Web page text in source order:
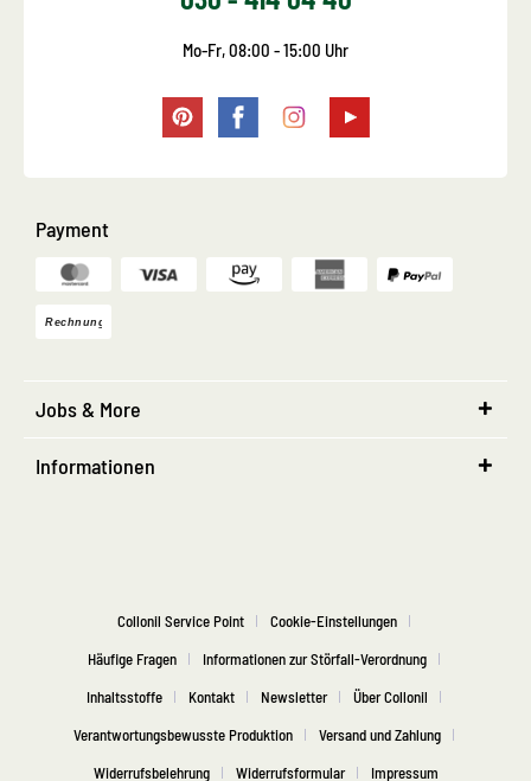
Mo-Fr, 08:00 - 15:00 Uhr
Payment
Jobs & More
Informationen
Collonil Service Point
Cookie-Einstellungen
Häufige Fragen
Informationen zur Störfall-Verordnung
Inhaltsstoffe
Kontakt Newsletter
Über Collonil
Verantwortungsbewusste Produktion
Versand und Zahlung
Widerrufsbelehrung
Widerrufsformular Impressum